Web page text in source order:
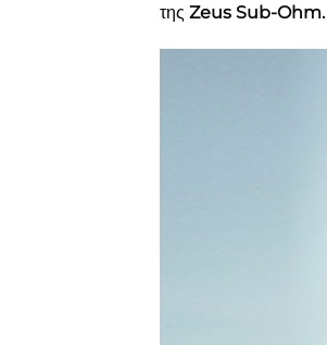
της Zeus Sub-Ohm.